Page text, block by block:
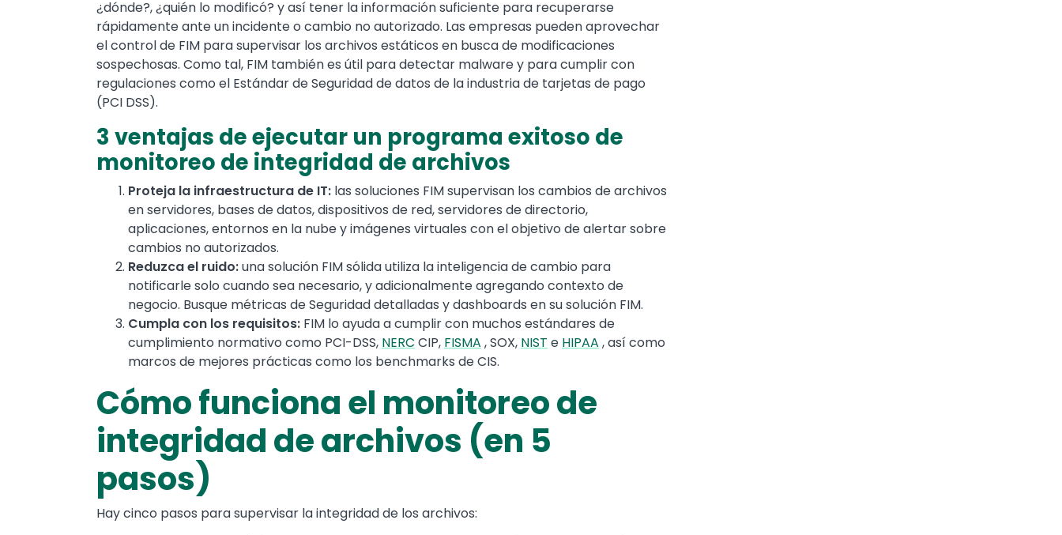
¿dónde?, ¿quién lo modificó? y así tener la información suficiente para recuperarse
rápidamente ante un incidente o cambio no autorizado. Las empresas pueden aprovechar
el control de FIM para supervisar los archivos estáticos en busca de modificaciones
sospechosas. Como tal, FIM también es útil para detectar malware y para cumplir con
regulaciones como el Estándar de Seguridad de datos de la industria de tarjetas de pago
(PCI DSS).
3 ventajas de ejecutar un programa exitoso de
monitoreo de integridad de archivos
Proteja la infraestructura de IT: las soluciones FIM supervisan los cambios de archivos
en servidores, bases de datos, dispositivos de red, servidores de directorio,
aplicaciones, entornos en la nube y imágenes virtuales con el objetivo de alertar sobre
cambios no autorizados.
Reduzca el ruido:una solución FIM sólida utiliza la inteligencia de cambio para
notificarle solo cuando sea necesario, y adicionalmente agregando contexto de
negocio. Busque métricas de Seguridad detalladas y dashboards en su solución FIM.
Cumpla con los requisitos: FIM lo ayuda a cumplir con muchos estándares de
cumplimiento normativo como PCI-DSS, NERC CIP, FISMA , SOX, NIST e HIPAA , así como
marcos de mejores prácticas como los benchmarks de CIS.
Cómo funciona el monitoreo de
integridad de archivos (en 5
pasos)
Hay cinco pasos para supervisar la integridad de los archivos: